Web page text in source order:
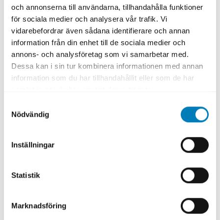
och annonserna till användarna, tillhandahålla funktioner
för sociala medier och analysera vår trafik. Vi
vidarebefordrar även sådana identifierare och annan
information från din enhet till de sociala medier och
annons- och analysföretag som vi samarbetar med.
Dessa kan i sin tur kombinera informationen med annan
information som du har tillhandahållit eller som de har
Nödvändig
Inställningar
Statistik
Marknadsföring
Annette Johansson